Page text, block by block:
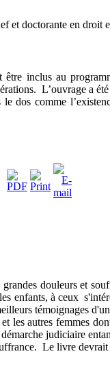
et doctorante en droit
inclus au
L’ouvrage a
dos comme
douleurs et
enfants, à ceux
témoignages
les autres femmes
judiciaire
Le livre